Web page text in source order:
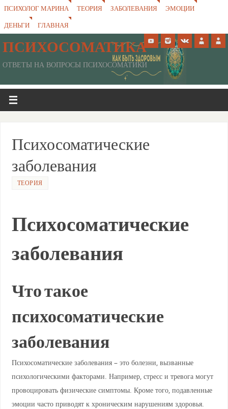
ПСИХОЛОГ МАРИНА ТЕОРИЯ ЗАБОЛЕВАНИЯ
ЭМОЦИИ
ДЕНЬГИ
ГЛАВНАЯ
ПСИХОСОМАТИКА
ОТВЕТЫ НА ВОПРОСЫ ПСИХОСОМАТИКИ
Психосоматические
заболевания
ТЕОРИЯ
Психосоматические
заболевания
Что такое
психосоматические
заболевания
Психосоматические заболевания – это болезни, вызванные
психологическими факторами. Например, стресс и тревога могут
провоцировать физические симптомы. Кроме того, подавленные
эмоции часто приводят к хроническим нарушениям здоровья.